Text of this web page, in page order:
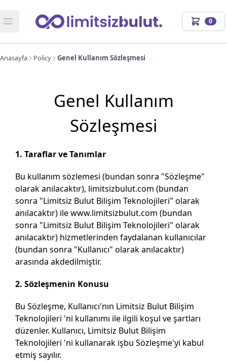
LB
Limitsiz Bulut 0
Anasayfa Policy Genel Kullanım Sözleşmesi
Genel Kullanım
Sözleşmesi
1. Taraflar ve Tanımlar
Bu kullanım sözlemesi (bundan sonra "Sözleşme"
olarak anılacaktır), limitsizbulut.com (bundan
sonra "Limitsiz Bulut Bilişim Teknolojileri" olarak
anılacaktır) ile www.limitsizbulut.com (bundan
sonra "Limitsiz Bulut Bilişim Teknolojileri" olarak
anılacaktır) hizmetlerinden faydalanan kullanıcılar
(bundan sonra "Kullanıcı" olarak anılacaktır)
arasında akdedilmiştir.
2. Sözleşmenin Konusu
Bu Sözleşme, Kullanıcı'nın Limitsiz Bulut Bilişim
Teknolojileri 'ni kullanımı ile ilgili koşul ve şartları
düzenler. Kullanıcı, Limitsiz Bulut Bilişim
Teknolojileri 'ni kullanarak işbu Sözleşme'yi kabul
etmiş sayılır.